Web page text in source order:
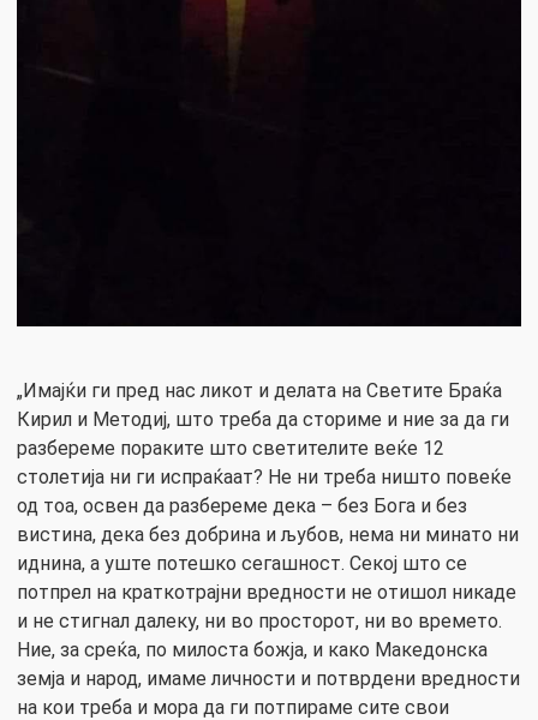
„Имајќи ги пред нас ликот и делата на Светите Браќа
Кирил и Методиј, што треба да сториме и ние за да ги
разбереме пораките што светителите веќе 12
столетија ни ги испраќаат? Не ни треба ништо повеќе
од тоа, освен да разбереме дека – без Бога и без
вистина, дека без добрина и љубов, нема ни минато ни
иднина, а уште потешко сегашност. Секој што се
потпрел на краткотрајни вредности не отишол никаде
и не стигнал далеку, ни во просторот, ни во времето.
Ние, за среќа, по милоста божја, и како Македонска
земја и народ, имаме личности и потврдени вредности
на кои треба и мора да ги потпираме сите свои